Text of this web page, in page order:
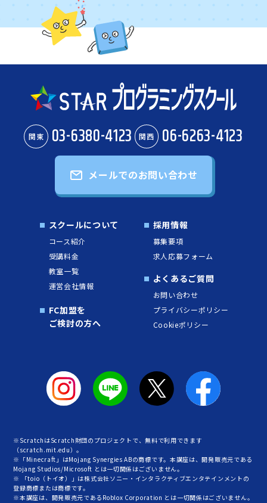
関東 03-6380-4123 関西 06-6263-4123
メールでのお問い合わせ
スクールについて
コース紹介
受講料金
教室一覧
運営会社情報
FC加盟を
ご検討の方へ
採用情報
募集要項
求人応募フォーム
よくあるご質問
お問い合わせ
プライバシーポリシー
Cookieポリシー
※ScratchはScratch財団のプロジェクトで、無料で利用できます
（scratch.mit.edu）。
※「Minecraft」はMojang Synergies ABの商標です。本講座は、開発販売元である
Mojang Studios/Microsoft とは一切関係はございません。
※ 「toio（トイオ）」は株式会社ソニー・インタラクティブエンタテインメントの
登録商標または商標です。
※本講座は、開発販売元であるRoblox Corporation とは一切関係はございません。